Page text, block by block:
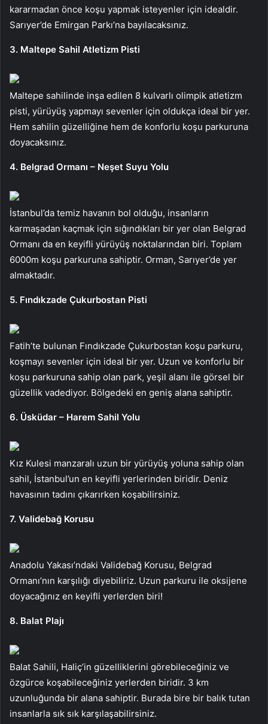
kararmadan önce koşu yapmak isteyenler için idealdir.
Sarıyer’de Emirgan Parkı’na bayılacaksınız.
3. Maltepe Sahil Atletizm Pisti
Maltepe sahilinde inşa edilen 8 kulvarlı olimpik atletizm
pisti, yürüyüş yapmayı sevenler için oldukça ideal bir yer.
Hem sahilin güzelliğine hem de konforlu koşu parkuruna
doyacaksınız.
4. Belgrad Ormanı – Neşet Suyu Yolu
İstanbul’da temiz havanın bol olduğu, insanların
karmaşadan kaçmak için sığındıkları bir yer olan Belgrad
Ormanı da en keyifli yürüyüş noktalarından biri. Toplam
6000m koşu parkuruna sahiptir. Orman, Sarıyer’de yer
almaktadır.
5. Fındıkzade Çukurbostan Pisti
Fatih’te bulunan Fındıkzade Çukurbostan koşu parkuru,
koşmayı sevenler için ideal bir yer. Uzun ve konforlu bir
koşu parkuruna sahip olan park, yeşil alanı ile görsel bir
güzellik vadediyor. Bölgedeki en geniş alana sahiptir.
6. Üsküdar – Harem Sahil Yolu
Kız Kulesi manzaralı uzun bir yürüyüş yoluna sahip olan
sahil, İstanbul’un en keyifli yerlerinden biridir. Deniz
havasının tadını çıkarırken koşabilirsiniz.
7. Validebağ Korusu
Anadolu Yakası’ndaki Validebağ Korusu, Belgrad
Ormanı’nın karşılığı diyebiliriz. Uzun parkuru ile oksijene
doyacağınız en keyifli yerlerden biri!
8. Balat Plajı
Balat Sahili, Haliç’in güzelliklerini görebileceğiniz ve
özgürce koşabileceğiniz yerlerden biridir. 3 km
uzunluğunda bir alana sahiptir. Burada bire bir balık tutan
insanlarla sık sık karşılaşabilirsiniz.